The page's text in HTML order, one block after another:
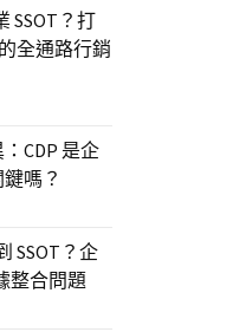
SSOT？打
全通路行銷
：CDP 是企
嗎？
SSOT？企
整合問題